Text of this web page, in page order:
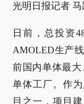
光明日报记者
日前，总投资
AMOLED生产
前国内单体最
单体工厂。作
目之一，项目